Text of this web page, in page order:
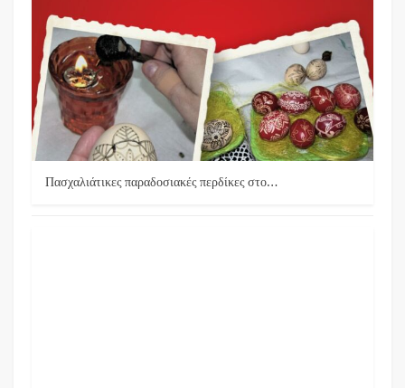
Πασχαλιάτικες παραδοσιακές περδίκες στο…